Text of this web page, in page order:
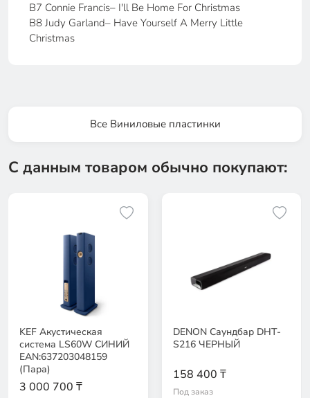
B7 Connie Francis– I'll Be Home For Christmas
B8 Judy Garland– Have Yourself A Merry Little
Christmas
Все Виниловые пластинки
С данным товаром обычно покупают:
KEF Акустическая
система LS60W СИНИЙ
EAN:637203048159
(Пара)
3 000 700 ₸
DENON Саундбар DHT-
S216 ЧЕРНЫЙ
158 400 ₸
Под заказ